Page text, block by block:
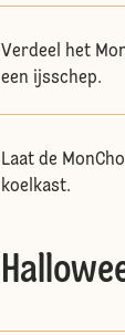
Verdeel het
een ijsschep.
Laat de
koelkast.